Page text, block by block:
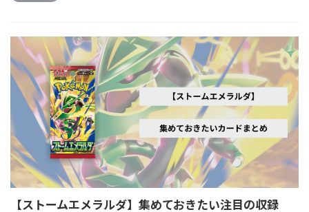
【ストームエメラルダ】集めておきたい注目の収録